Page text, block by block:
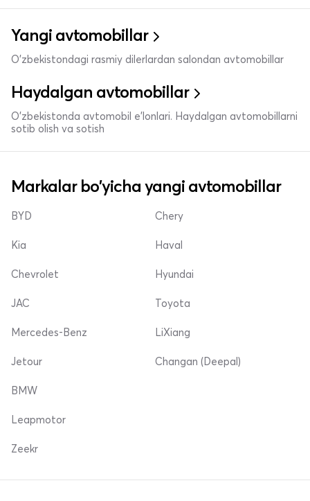
Yangi avtomobillar
O'zbekistondagi rasmiy dilerlardan salondan avtomobillar
Haydalgan avtomobillar
O'zbekistonda avtomobil e’lonlari. Haydalgan avtomobillarni
sotib olish va sotish
Markalar bo'yicha yangi avtomobillar
BYD
Kia
Chevrolet
Chery
Haval
Hyundai
JAC
Mercedes-Benz
Jetour
Toyota
LiXiang
Changan (Deepal)
BMW
Leapmotor
Zeekr